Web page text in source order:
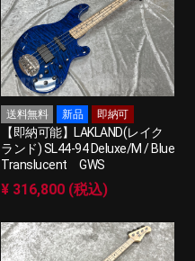
送料無料 新品 即納可
【即納可能】LAKLAND(レイク
ランド) SL44-94 Deluxe/M / Blue
Translucent GWS
¥ 316,800 (税込)